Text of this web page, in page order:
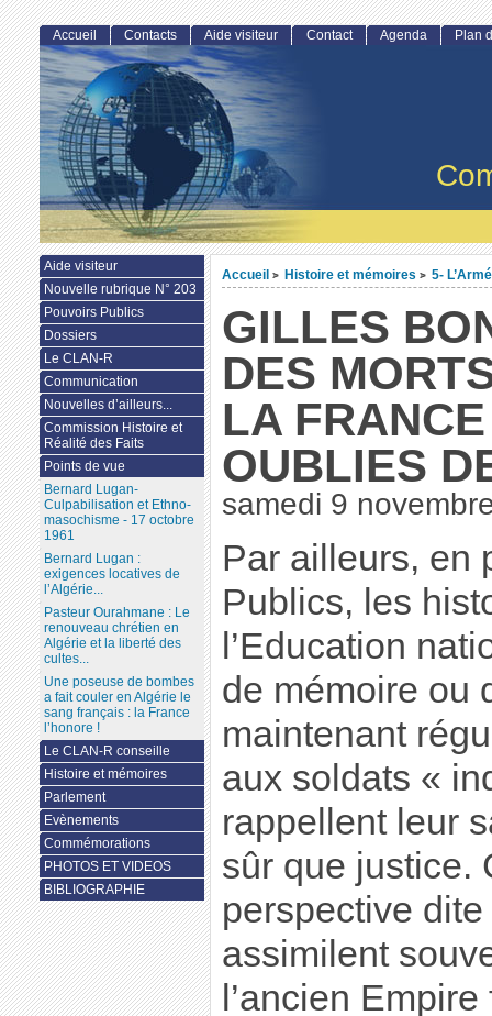
Accueil > Histoire et mémoires > 5-
GILLES
DES
LA FRANCE
OUBLIES
samedi 9
Par ailleurs, en
Publics, les
l’Education
de mémoire ou
maintenant
aux soldats «
rappellent leur
sûr que justice.
perspective
assimilent
l’ancien
Accueil Contacts Aide visiteur Contact Agenda Plan
Aide visiteur
Nouvelle rubrique N° 203
Pouvoirs Publics
Dossiers
Le CLAN-R
Communication
Nouvelles d’ailleurs...
Commission Histoire et
Réalité des Faits
Points de vue
Bernard Lugan-
Culpabilisation et Ethno-
masochisme - 17 octobre
1961
Bernard Lugan :
exigences locatives de
l’Algérie...
Pasteur Ourahmane : Le
renouveau chrétien en
Algérie et la liberté des
cultes...
Une poseuse de bombes
a fait couler en Algérie le
sang français : la France
l’honore !
Le CLAN-R conseille
Histoire et mémoires
Parlement
Evènements
Commémorations
PHOTOS ET VIDEOS
BIBLIOGRAPHIE